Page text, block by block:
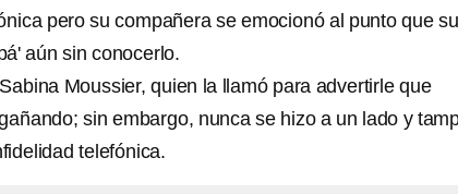
pero su compañera se emocionó al punto que
aún sin conocerlo.
Moussier, quien la llamó para advertirle que
sin embargo, nunca se hizo a un lado y
telefónica.